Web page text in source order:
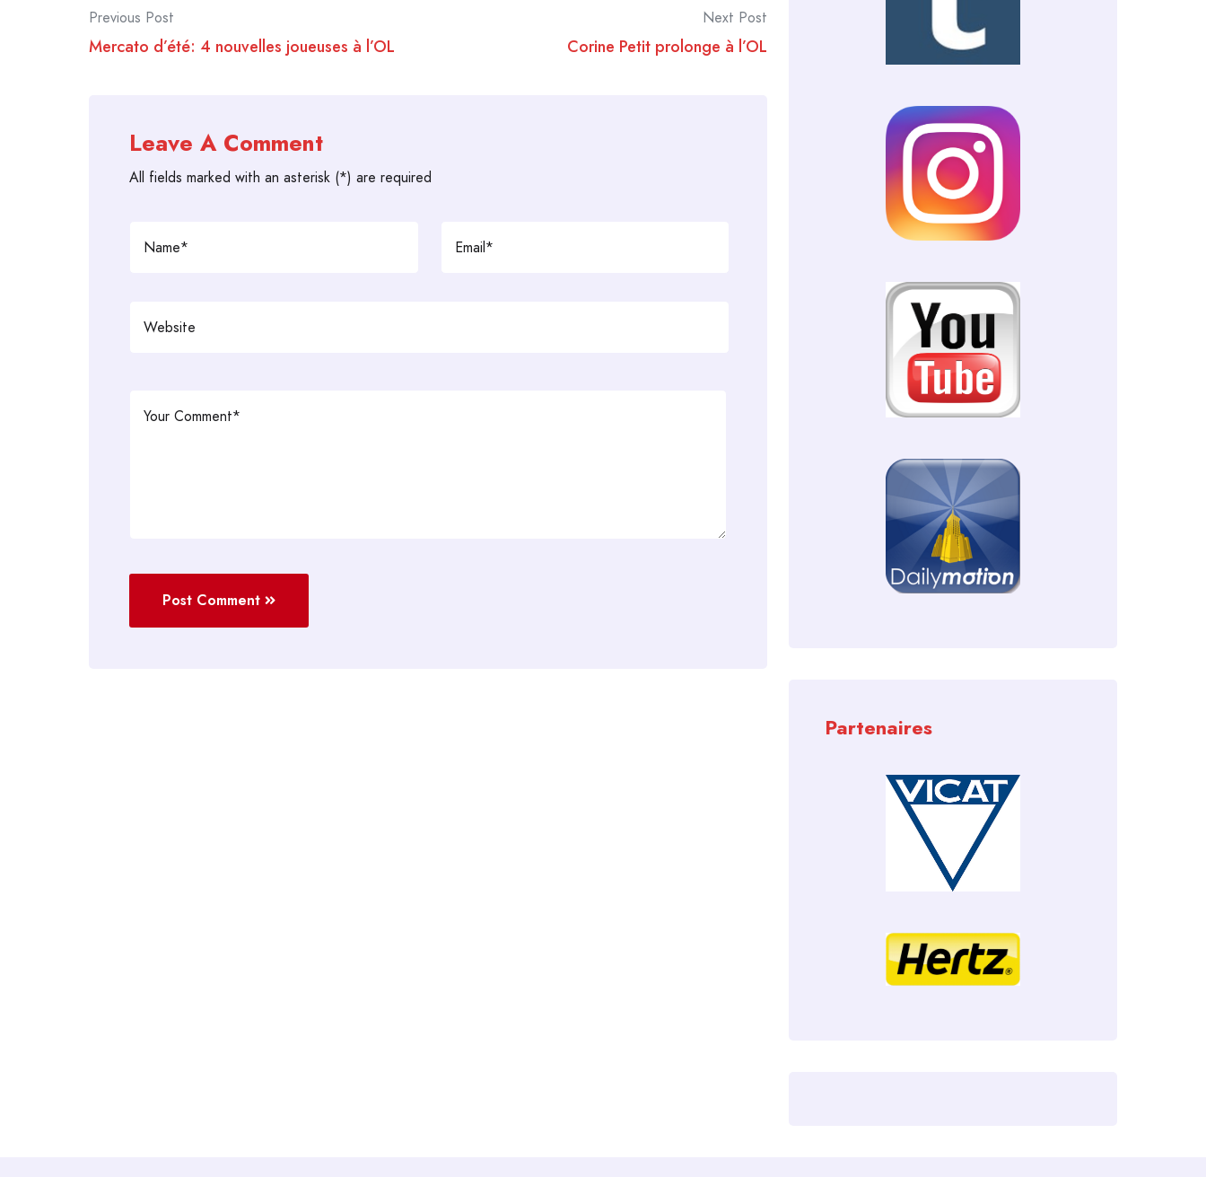
Post
navigation
Previous Post
Mercato d’été: 4 nouvelles joueuses à l’OL
Next Post
Corine Petit prolonge à l’OL
Leave A Comment
All fields marked with an asterisk (*) are required
Post Comment
Partenaires